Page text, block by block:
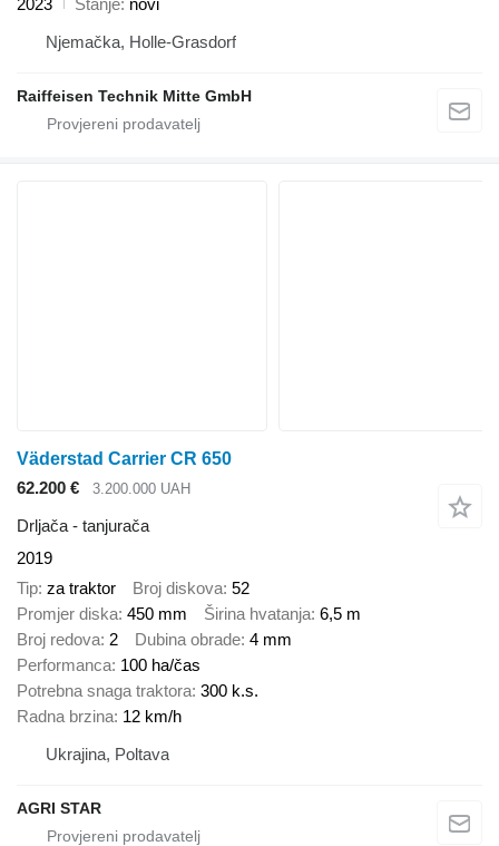
Njemačka, Holle-Grasdorf
Raiffeisen Technik Mitte GmbH
Väderstad Carrier CR 650
62.200 €
3.200.000 UAH
Drljača - tanjurača
2019
Tip za traktor Broj diskova 52
Promjer diska 450 mm Širina hvatanja 6,5 m
Broj redova 2 Dubina obrade 4 mm
Performanca 100 ha/čas
Potrebna snaga traktora 300 k.s.
Radna brzina 12 km/h
Ukrajina, Poltava
AGRI STAR